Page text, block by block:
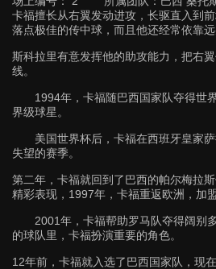
卡福擅长从右翼发动进攻，长驱直入到
落点极佳的传中球，而且他还经常依靠远
斯科拉里有意发挥他的助攻能力，把右
线。
1994年，卡福随巴西国家队夺得世
界级球星。
美国世界杯后，卡福在西班牙皇家萨
失望的赛季。
第二年，卡福就回到了巴西的帕尔梅拉
精彩表现，1997年，卡福重返欧洲，加
2001年，卡福帮助罗马队夺得阔别
的球队里，卡福扮演重要的角色。
12年前，卡福就入选了巴西国家队，现